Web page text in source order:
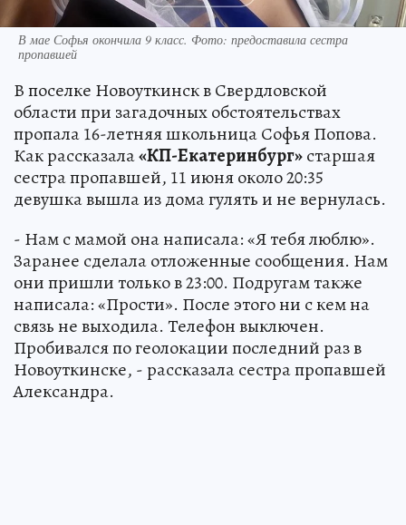
В мае Софья окончила 9 класс. Фото: предоставила сестра
пропавшей
В поселке Новоуткинск в Свердловской
области при загадочных обстоятельствах
пропала 16-летняя школьница Софья Попова.
Как рассказала«КП-Екатеринбург»старшая
сестра пропавшей, 11 июня около 20:35
девушка вышла из дома гулять и не вернулась.
- Нам с мамой она написала: «Я тебя люблю».
Заранее сделала отложенные сообщения. Нам
они пришли только в 23:00. Подругам также
написала: «Прости». После этого ни с кем на
связь не выходила. Телефон выключен.
Пробивался по геолокации последний раз в
Новоуткинске, - рассказала сестра пропавшей
Александра.